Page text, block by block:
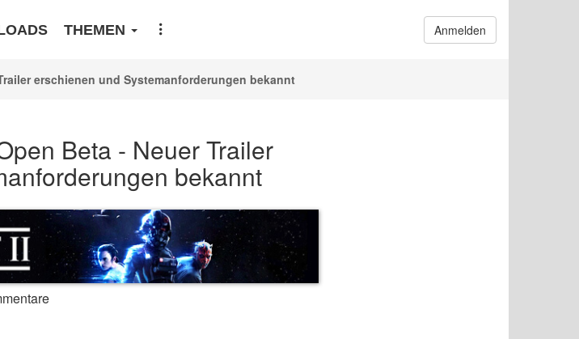
THEMEN Anmelden
erschienen und Systemanforderungen bekannt
Beta - Neuer Trailer
bekannt